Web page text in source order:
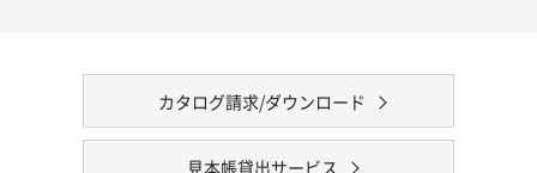
カタログ請求/ダウンロード
見本帳貸出サービス